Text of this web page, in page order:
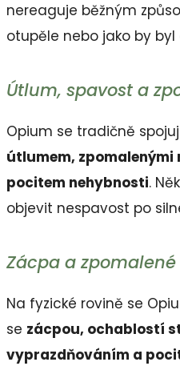
nereaguje běžným
otupěle nebo jako by byl
Útlum, spavost a
Opium se tradičně
útlumem, zpomalenými
pocitem nehybnosti.
objevit nespavost po
Zácpa a
Na fyzické rovině se
se zácpou, ochablostí
vyprazdňováním a